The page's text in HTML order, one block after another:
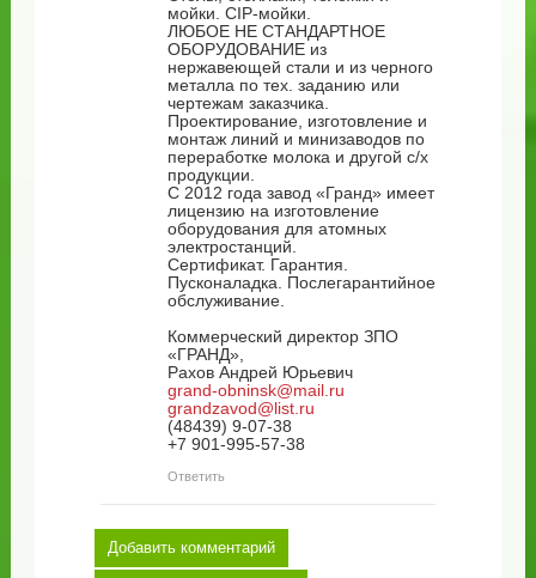
мойки. CIP-мойки.
ЛЮБОЕ НЕ СТАНДАРТНОЕ
ОБОРУДОВАНИЕ из
нержавеющей стали и из черного
металла по тех. заданию или
чертежам заказчика.
Проектирование, изготовление и
монтаж линий и минизаводов по
переработке молока и другой с/х
продукции.
С 2012 года завод «Гранд» имеет
лицензию на изготовление
оборудования для атомных
электростанций.
Сертификат. Гарантия.
Пусконаладка. Послегарантийное
обслуживание.
Коммерческий директор ЗПО
«ГРАНД»,
Рахов Андрей Юрьевич
grand-obninsk@mail.ru
grandzavod@list.ru
(48439) 9-07-38
+7 901-995-57-38
Ответить
Добавить комментарий